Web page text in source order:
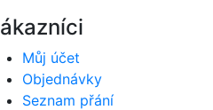
Můj účet
Objednávky
Seznam přání